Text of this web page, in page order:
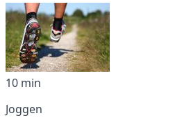
10 min
Joggen